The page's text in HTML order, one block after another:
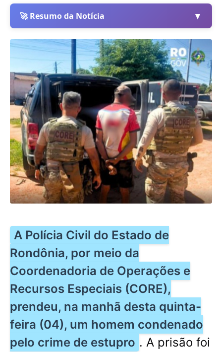
🚀 Resumo da Notícia ▼
A Polícia Civil do Estado de
Rondônia, por meio da
Coordenadoria de Operações e
Recursos Especiais (CORE),
prendeu, na manhã desta quinta-
feira (04), um homem condenado
pelo crime de estupro . A prisão foi